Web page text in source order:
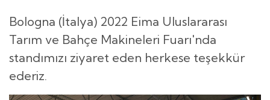
Bologna (İtalya) 2022 Eima Uluslararası
Tarım ve Bahçe Makineleri Fuarı'nda
standımızı ziyaret eden herkese teşekkür
ederiz.